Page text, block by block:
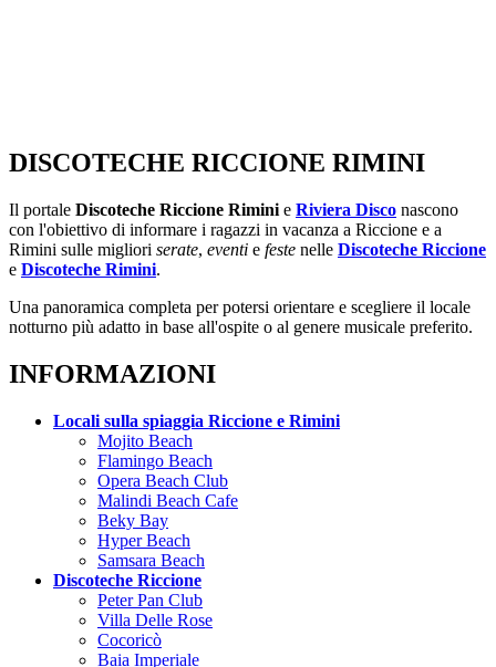
DISCOTECHE RICCIONE RIMINI
Il portale Discoteche Riccione Rimini e Riviera Disco nascono
con l'obiettivo di informare i ragazzi in vacanza a Riccione e a
Rimini sulle migliori serate, eventi e feste nelle Discoteche Riccione
e Discoteche Rimini.
Una panoramica completa per potersi orientare e scegliere il locale
notturno più adatto in base all'ospite o al genere musicale preferito.
INFORMAZIONI
Locali sulla spiaggia Riccione e Rimini
Mojito Beach
Flamingo Beach
Opera Beach Club
Malindi Beach Cafe
Beky Bay
Hyper Beach
Samsara Beach
Discoteche Riccione
Peter Pan Club
Villa Delle Rose
Cocoricò
Baia Imperiale